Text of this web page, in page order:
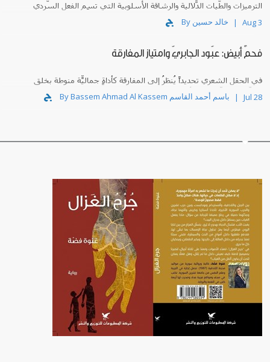
الترميزات والطّيات الدّلالية والرشاقة الأسلوبية التي تَسِم الفعل السّردي
في الامتدادات والتضاريس التي يبتكرها.
By خالد حسين Aug 3
فحمٌ أبيض: عبّود الجابريّ وامتياز المفارقة
في الحقل الشعري تحديداً يُنظرُ إلى المفارقة كأداةٍ جماليّة منوطةٍ بخلق
التوتّر الدلاليّ، صانعِ الأعماق في القصيدة.
By Bassem Ahmad Al Kassem باسم أحمد القاسم Jul 28